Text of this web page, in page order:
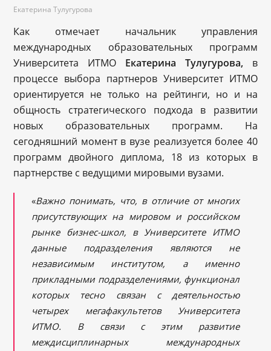
Екатерина Тулугурова
Как отмечает начальник управления
международных образовательных программ
Университета ИТМО Екатерина Тулугурова, в
процессе выбора партнеров Университет ИТМО
ориентируется не только на рейтинги, но и на
общность стратегического подхода в развитии
новых образовательных программ. На
сегодняшний момент в вузе реализуется более 40
программ двойного диплома, 18 из которых в
партнерстве с ведущими мировыми вузами.
«Важно понимать, что, в отличие от многих
присутствующих на мировом и российском
рынке бизнес-школ, в Университете ИТМО
данные подразделения являются не
независимым институтом, а именно
прикладными подразделениями, функционал
которых тесно связан с деятельностью
четырех мегафакультетов Университета
ИТМО. В связи с этим развитие
междисциплинарных международных